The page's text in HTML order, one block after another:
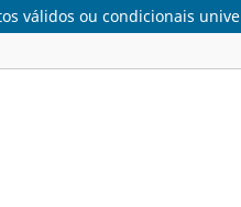
válidos ou condicionais